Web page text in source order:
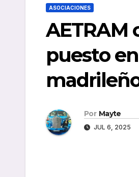
ASOCIACIONES
AETRAM
puesto
Por Mayte
JUL 6, 2025